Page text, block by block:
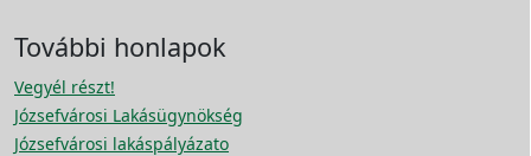
További honlapok
Vegyél részt!
Józsefvárosi Lakásügynökség
Józsefvárosi lakáspályázato